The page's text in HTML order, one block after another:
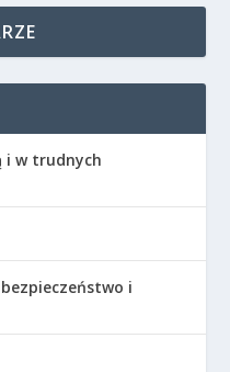
i w trudnych
i